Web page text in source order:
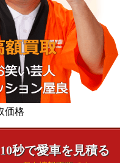
10秒で愛車を見積る